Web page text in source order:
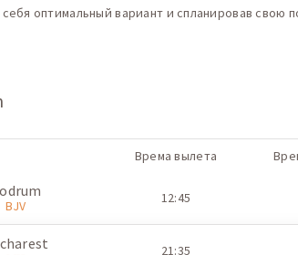
оптимальный вариант и спланировав свою
Врема вылета
BJV 12:45
21:35